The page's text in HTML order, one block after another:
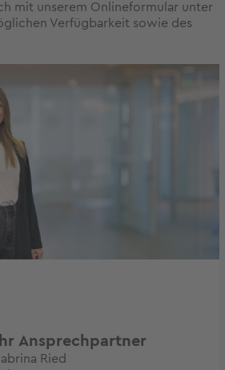
mit unserem Onlineformular unter
Verfügbarkeit sowie des
Ihr Ansprechpartner
Ried